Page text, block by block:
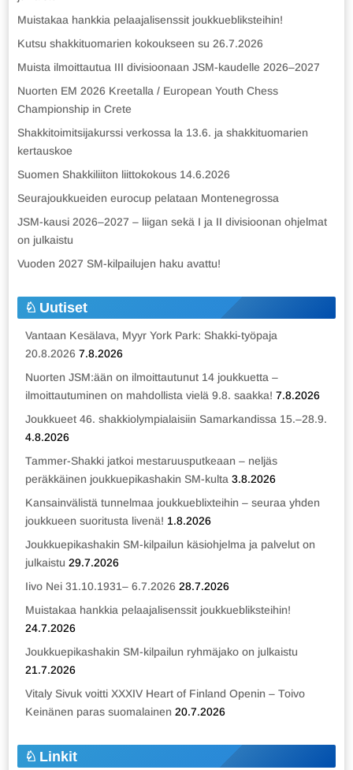
Muistakaa hankkia pelaajalisenssit joukkuebliksteihin!
Kutsu shakkituomarien kokoukseen su 26.7.2026
Muista ilmoittautua III divisioonaan JSM-kaudelle 2026–2027
Nuorten EM 2026 Kreetalla / European Youth Chess
Championship in Crete
Shakkitoimitsijakurssi verkossa la 13.6. ja shakkituomarien
kertauskoe
Suomen Shakkiliiton liittokokous 14.6.2026
Seurajoukkueiden eurocup pelataan Montenegrossa
JSM-kausi 2026–2027 – liigan sekä I ja II divisioonan ohjelmat
on julkaistu
Vuoden 2027 SM-kilpailujen haku avattu!
Uutiset
Vantaan Kesälava, Myyr York Park: Shakki-työpaja
20.8.2026 7.8.2026
Nuorten JSM:ään on ilmoittautunut 14 joukkuetta –
ilmoittautuminen on mahdollista vielä 9.8. saakka! 7.8.2026
Joukkueet 46. shakkiolympialaisiin Samarkandissa 15.–28.9.
4.8.2026
Tammer-Shakki jatkoi mestaruusputkeaan – neljäs
peräkkäinen joukkuepikashakin SM-kulta 3.8.2026
Kansainvälistä tunnelmaa joukkueblixteihin – seuraa yhden
joukkueen suoritusta livenä! 1.8.2026
Joukkuepikashakin SM-kilpailun käsiohjelma ja palvelut on
julkaistu 29.7.2026
Iivo Nei 31.10.1931– 6.7.2026 28.7.2026
Muistakaa hankkia pelaajalisenssit joukkuebliksteihin!
24.7.2026
Joukkuepikashakin SM-kilpailun ryhmäjako on julkaistu
21.7.2026
Vitaly Sivuk voitti XXXIV Heart of Finland Openin – Toivo
Keinänen paras suomalainen 20.7.2026
Linkit